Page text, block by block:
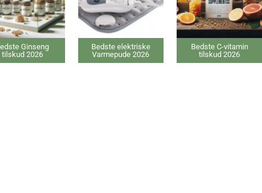
elektriske
2026
Bedste C-vitamin
tilskud 2026
Bedste IPL hårfjernere
2026